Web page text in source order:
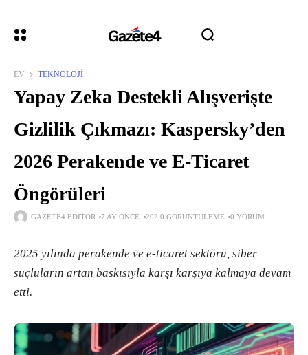
EV TEKNOLOJI
Yapay Zeka Destekli Alışverişte
Gizlilik Çıkmazı: Kaspersky’den
2026 Perakende ve E-Ticaret
Öngörüleri
GAZETE4 EDITÖR 7 AY ÖNCE 202,0 GÖRÜNTÜLEME 0 YORUM
2025 yılında perakende ve e-ticaret sektörü, siber
suçluların artan baskısıyla karşı karşıya kalmaya devam
etti.